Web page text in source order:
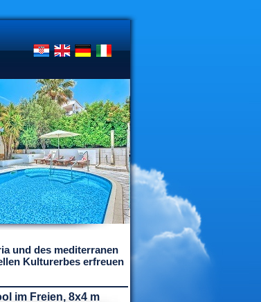
und des mediterranen
Kulturerbes erfreuen
im Freien, 8x4 m